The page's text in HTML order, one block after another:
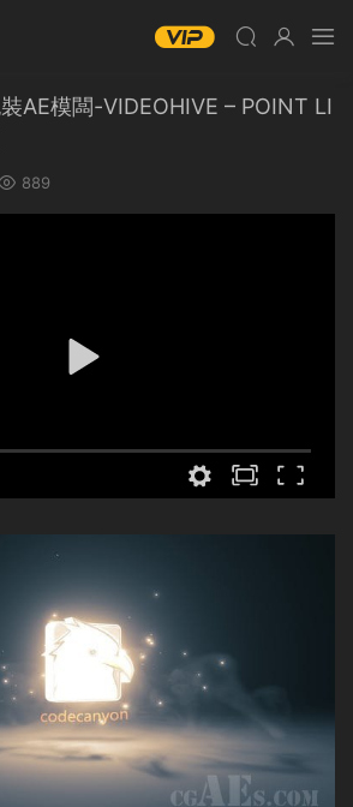
AE模闆-VIDEOHIVE – POINT LI
889